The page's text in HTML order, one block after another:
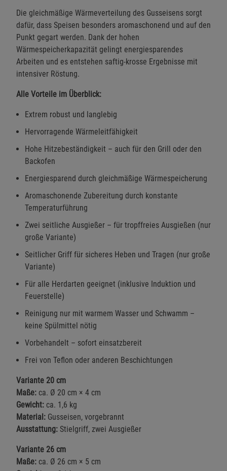
Die gleichmäßige Wärmeverteilung des Gusseisens sorgt
dafür, dass Speisen besonders aromaschonend und auf den
Punkt gegart werden. Dank der hohen
Wärmespeicherkapazität gelingt energiesparendes
Arbeiten und es entstehen saftig-krosse Ergebnisse mit
intensiver Röstung.
Alle Vorteile im Überblick:
Extrem robust und langlebig
Hervorragende Wärmeleitfähigkeit
Hohe Hitzebeständigkeit – auch für den Grill oder den
Backofen
Energiesparend durch gleichmäßige Wärmespeicherung
Aromaschonende Zubereitung durch konstante
Temperaturführung
Zwei seitliche Ausgießer – für tropffreies Ausgießen (nur
große Variante)
Seitlicher Griff für sicheres Heben und Tragen (nur große
Variante)
Für alle Herdarten geeignet (inklusive Induktion und
Feuerstelle)
Reinigung nur mit warmem Wasser und Schwamm –
keine Spülmittel nötig
Vorbehandelt – sofort einsatzbereit
Frei von Teflon oder anderen Beschichtungen
Variante 20 cm
Maße: ca. Ø 20 cm × 4 cm
Gewicht: ca. 1,6 kg
Material: Gusseisen, vorgebrannt
Ausstattung: Stielgriff, zwei Ausgießer
Variante 26 cm
Maße: ca. Ø 26 cm × 5 cm